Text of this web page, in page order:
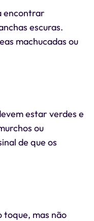
encontrar
escuras.
machucadas ou
estar verdes e
ou
de que os
toque, mas não